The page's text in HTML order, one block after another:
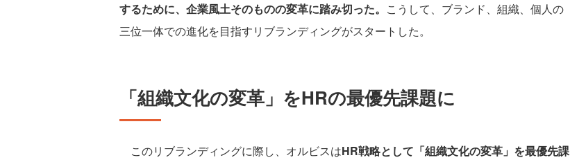
するために、企業風土そのものの変革に踏み切った。 こうして、ブランド、組織、個人の
三位一体での進化を目指すリブランディングがスタートした。
「組織文化の変革」をHRの最優先課題に
このリブランディングに際し、オルビスはHR戦略として「組織文化の変革」を最優先課